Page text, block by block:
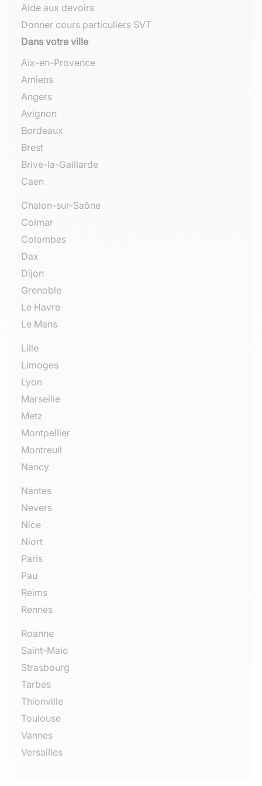
Aide aux devoirs
Donner cours particuliers SVT
Dans votre ville
Aix-en-Provence
Amiens
Angers
Avignon
Bordeaux
Brest
Brive-la-Gaillarde
Caen
Chalon-sur-Saône
Colmar
Colombes
Dax
Dijon
Grenoble
Le Havre
Le Mans
Lille
Limoges
Lyon
Marseille
Metz
Montpellier
Montreuil
Nancy
Nantes
Nevers
Nice
Niort
Paris
Pau
Reims
Rennes
Roanne
Saint-Malo
Strasbourg
Tarbes
Thionville
Toulouse
Vannes
Versailles